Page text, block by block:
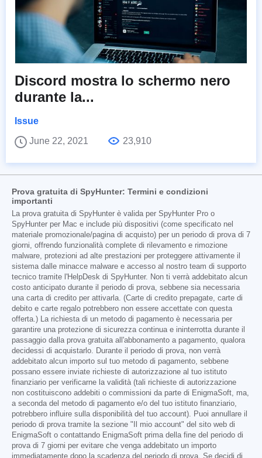
Discord mostra lo schermo nero
durante la...
Issue
June 22, 2021
23,910
Prova gratuita di SpyHunter: Termini e condizioni
importanti
La prova gratuita di SpyHunter è valida per SpyHunter Pro o
SpyHunter per Mac e include più dispositivi (come specificato nel
materiale promozionale/pagina di acquisto) per un periodo di prova di 7
giorni, offrendo funzionalità complete di rilevamento e rimozione
malware, protezioni ad alte prestazioni per proteggere attivamente il
sistema dalle minacce malware e accesso al nostro team di supporto
tecnico tramite l'HelpDesk di SpyHunter. Non ti verrà addebitato alcun
costo anticipato durante il periodo di prova, sebbene sia necessaria
una carta di credito per attivarla. (Carte di credito prepagate, carte di
debito e carte regalo potrebbero non essere accettate con questa
offerta.) La richiesta di un metodo di pagamento è necessaria per
garantire una protezione di sicurezza continua e ininterrotta durante il
passaggio dalla prova gratuita all'abbonamento a pagamento, qualora
decidessi di acquistarlo. Durante il periodo di prova, non verrà
addebitato alcun importo sul tuo metodo di pagamento, sebbene
possano essere inviate richieste di autorizzazione al tuo istituto
finanziario per verificarne la validità (tali richieste di autorizzazione
non costituiscono addebiti o commissioni da parte di EnigmaSoft, ma,
a seconda del metodo di pagamento e/o del tuo istituto finanziario,
potrebbero influire sulla disponibilità del tuo account). Puoi annullare il
periodo di prova tramite la sezione "Il mio account" del sito web di
EnigmaSoft o contattando EnigmaSoft prima della fine del periodo di
prova di 7 giorni per evitare che venga addebitato un importo
immediatamente dopo la scadenza del periodo di prova. Se decidi di